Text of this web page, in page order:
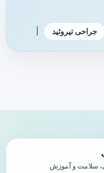
جراحی تیروئید
سلامت و آموزش